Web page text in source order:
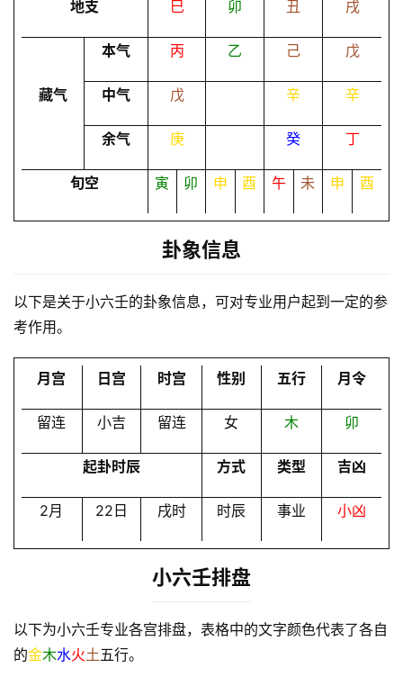
梦
务
地支 巳 卯 丑 戌
本气 丙 乙 己 戊
藏气 中气 戊 辛 辛
余气 庚 癸 丁
旬空 寅 卯 申 酉 午 未 申 酉
卦象信息
以下是关于小六壬的卦象信息，可对专业用户起到一定的参
考作用。
月宫 日宫 时宫 性别 五行 月令
留连 小吉 留连 女 木 卯
起卦时辰 方式 类型 吉凶
2月 22日 戌时 时辰 事业 小凶
小六壬排盘
以下为小六壬专业各宫排盘，表格中的文字颜色代表了各自
的金木水火土五行。